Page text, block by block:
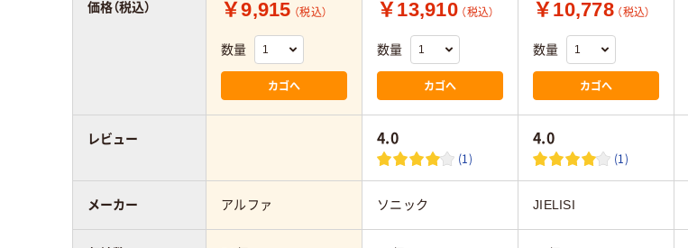
￥9,915 （税込）
数量
カゴへ
￥13,910 （税込）
数量
カゴへ
￥10,778 （税込）
数量
カゴへ
4.0
(1)
4.0
(1)
アルファ ソニック JIELISI
価格（税込）
レビュー
メーカー